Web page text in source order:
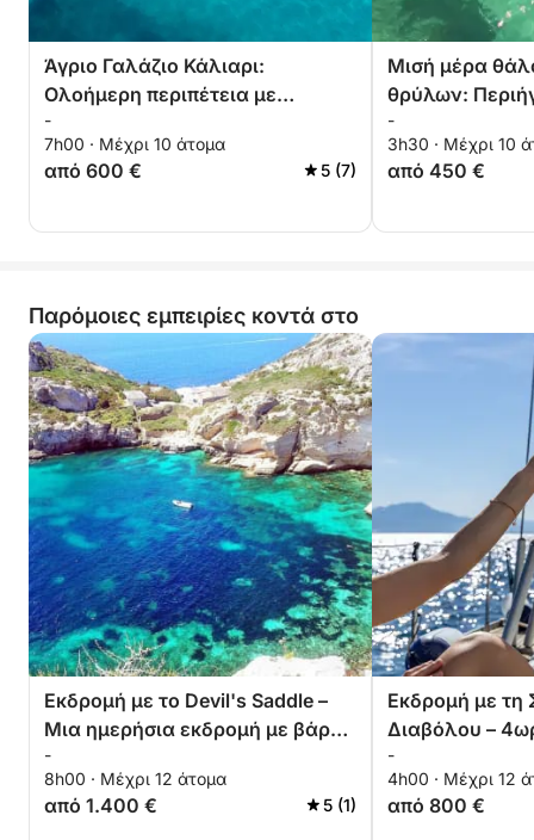
Άγριο Γαλάζιο Κάλιαρι:
Ολοήμερη περιπέτεια με
φουσκωτό στους μυστικούς
όρμους της σέλας του διαβόλου
-
7h00 · Μέχρι 10 άτομα
από 600 € 5 (7)
Μισή μέρα
θρύλων:
φουσκωτό
εμβληματικής
Κάλιαρι
-
3h30 · Μέχρι 10
από 450 €
Παρόμοιες εμπειρίες κοντά στο
Εκδρομή με το Devil's Saddle –
Μια ημερήσια εκδρομή με βάρκα
κατά μήκος της ακτής του
Κάλιαρι
-
8h00 · Μέχρι 12 άτομα
από 1.400 € 5 (1)
Εκδρομή με τη
Διαβόλου –
Περιήγηση στο
-
4h00 · Μέχρι 12
από 800 €